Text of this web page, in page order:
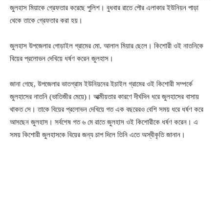
জুলহাস মিয়াকে গ্রেফতার করেছে পুলিশ। বুধবার রাতে পৌর এলাকার ইউনিয়ন পাড়া
থেকে তাকে গ্রেফতার করা হয়।
জুলহাস উপজেলার গোড়াইল গ্রামের মো. আলাল মিয়ার ছেলে। কিশোরী ওই নাতনিকে
বিয়ের প্রলোভন দেখিয়ে ধর্ষণ করেন জুলহাস।
জানা গেছে, উপজেলার ভাতগ্রাম ইউনিয়নের ইচাইল গ্রামের ওই কিশোরী সম্পর্কে
জুলহাসের নাতনি (ভাতিজীর মেয়ে)। আত্মীয়তার কারণে দীর্ঘদিন ধরে জুলহাসের বাসায়
থাকত সে। তাকে বিয়ের প্রলোভন দেখিয়ে গত এক বছরেরও বেশি সময় ধরে ধর্ষণ করে
আসছেন জুলহাস। সর্বশেষ গত ৬ মে রাতে জুলহাস ওই কিশোরীকে ধর্ষণ করেন। এ
সময় কিশোরী জুলহাসকে বিয়ের জন্য চাপ দিলে তিনি এতে অস্বীকৃতি জানান।